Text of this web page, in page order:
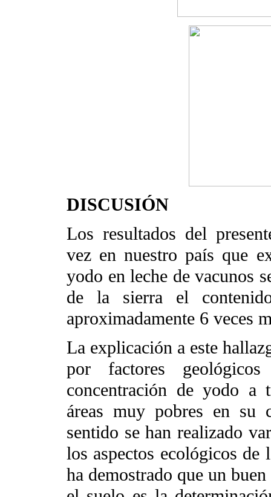
DISCUSIÓN
Los resultados del
vez en nuestro país que
yodo en leche de vacunos
de la sierra el
aproximadamente 6 veces
La explicación a este
por factores
concentración de yodo a
áreas muy pobres en su
sentido se han realizado
los aspectos ecológicos de
ha demostrado que un